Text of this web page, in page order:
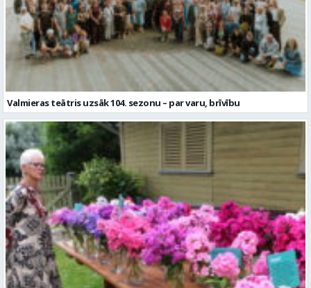
Valmieras teātris uzsāk 104. sezonu – par varu, brīvību